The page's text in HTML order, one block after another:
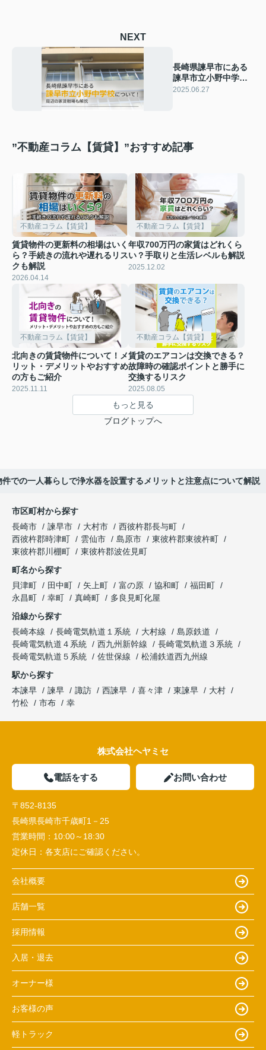
NEXT
長崎県諫早市にある
諫早市立小野中学校
について！周辺の家
2025.06.27
”不動産コラム【賃貸】”おすすめ記事
不動産コラム【賃貸】
賃貸物件の更新料の相場はいく
ら？手続きの流れや遅れるリス
クも解説
2026.04.14
不動産コラム【賃貸】
年収700万円の家賃はどれくら
い？手取りと生活レベルも解説
2025.12.02
不動産コラム【賃貸】
北向きの賃貸物件について！メ
リット・デメリットやおすすめ
の方もご紹介
2025.11.11
不動産コラム【賃貸】
賃貸のエアコンは交換できる？
故障時の確認ポイントと勝手に
交換するリスク
2025.08.05
もっと見る
ブログトップへ
件での一人暮らしで浄水器を設置するメリットと注意点について解説
市区町村から探す
長崎市
諫早市 大村市
西彼杵郡長与町
西彼杵郡時津町
雲仙市 島原市
東彼杵郡東彼杵町
東彼杵郡川棚町
東彼杵郡波佐見町
町名から探す
貝津町
田中町 矢上町 富の原 協和町
福田町
永昌町
幸町 真崎町
多良見町化屋
沿線から探す
長崎本線
長崎電気軌道１系統 大村線
島原鉄道
長崎電気軌道４系統
西九州新幹線
長崎電気軌道３系統
長崎電気軌道５系統
佐世保線
松浦鉄道西九州線
駅から探す
本諫早
諫早 諏訪 西諫早 喜々津 東諫早
大村
竹松
市布 幸
株式会社ヘヤミセ
電話をする お問い合わせ
〒852-8135
長崎県長崎市千歳町1－25
営業時間： 10:00～18:30
定休日： 各支店にご確認ください。
会社概要
店舗一覧
採用情報
入居・退去
オーナー様
お客様の声
軽トラック